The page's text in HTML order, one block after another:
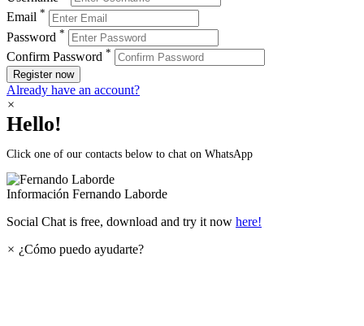
Email *
Password *
Confirm Password *
Register now
Already have an account?
×
Hello!
Click one of our contacts below to chat on WhatsApp
Información Fernando Laborde
Social Chat is free, download and try it now here!
× ¿Cómo puedo ayudarte?